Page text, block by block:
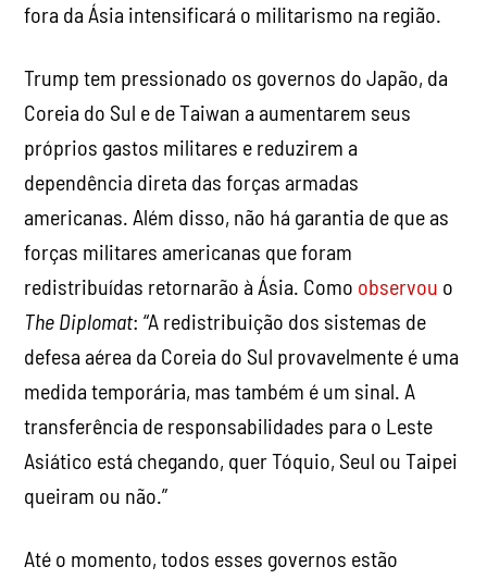
fora da Ásia intensificará o militarismo na região.
Trump tem pressionado os governos do Japão, da
Coreia do Sul e de Taiwan a aumentarem seus
próprios gastos militares e reduzirem a
dependência direta das forças armadas
americanas. Além disso, não há garantia de que as
forças militares americanas que foram
redistribuídas retornarão à Ásia. Como observou o
The Diplomat: “A redistribuição dos sistemas de
defesa aérea da Coreia do Sul provavelmente é uma
medida temporária, mas também é um sinal. A
transferência de responsabilidades para o Leste
Asiático está chegando, quer Tóquio, Seul ou Taipei
queiram ou não.”
Até o momento, todos esses governos estão